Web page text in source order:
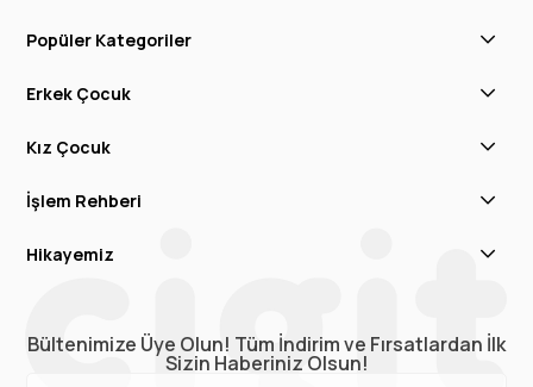
Popüler Kategoriler
Erkek Çocuk
Kız Çocuk
İşlem Rehberi
Hikayemiz
Bültenimize Üye Olun! Tüm İndirim ve Fırsatlardan İlk
Sizin Haberiniz Olsun!